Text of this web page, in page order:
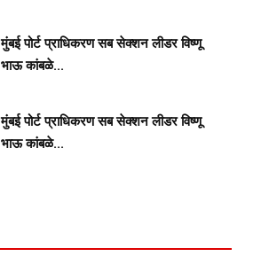
मुंबई पोर्ट प्राधिकरण सब सेक्शन लीडर विष्णू
भाऊ कांबळे...
मुंबई पोर्ट प्राधिकरण सब सेक्शन लीडर विष्णू
भाऊ कांबळे...